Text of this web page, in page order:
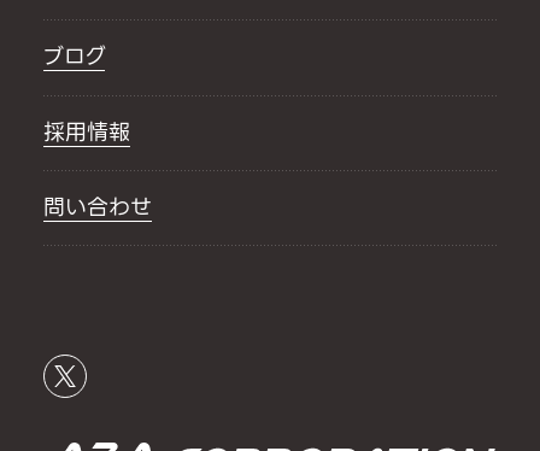
ブログ
採用情報
問い合わせ